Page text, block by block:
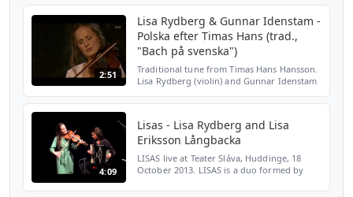
2:51
Lisa Rydberg & Gunnar Idenstam -
Polska efter Timas Hans (trad.,
"Bach på svenska")
Traditional tune from Timas Hans Hansson.
Lisa Rydberg (violin) and Gunnar Idenstam
4:09
Lisas - Lisa Rydberg and Lisa
Eriksson Långbacka
LISAS live at Teater Sláva, Huddinge, 18
October 2013. LISAS is a duo formed by